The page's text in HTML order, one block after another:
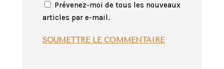
Prévenez-moi de tous les nouveaux
articles par e-mail.
SOUMETTRE LE COMMENTAIRE